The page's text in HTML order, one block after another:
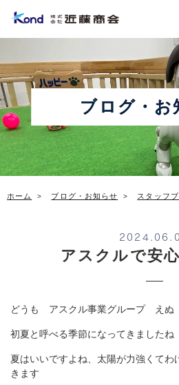
ブログ・お
ホーム ブログ・お知らせ スタッフ
アスクルで安
どうも アスクル事業グループ え
初夏と呼べる季節になってきましたね
夏はいいですよね、太陽が力強くてわ
きます